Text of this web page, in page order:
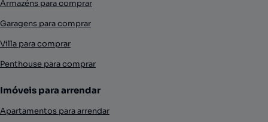
Armazéns para comprar
Garagens para comprar
Villa para comprar
Penthouse para comprar
Imóveis para arrendar
Apartamentos para arrendar